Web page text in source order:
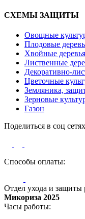
СХЕМЫ ЗАЩИТЫ
Овощные
Плодовые
Хвойные
Лиственные
Декоративно-
Цветочные
Земляника,
Зерновые
Газон
Поделиться в соц
Способы оплаты:
Отдел ухода и защиты
Микориза 2025
Часы работы: